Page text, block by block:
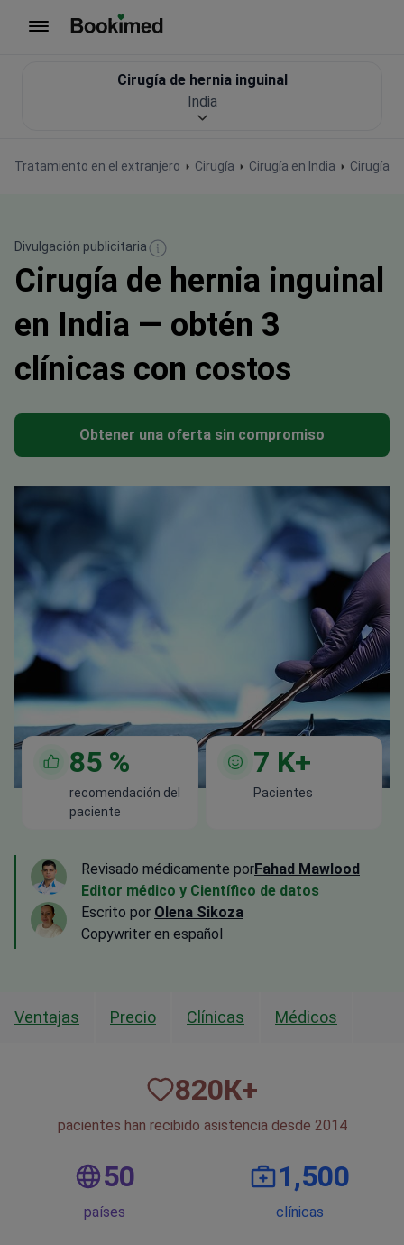
Tratamiento en el extranjero Cirugía Cirugía en India Cirugía
Cirugía de hernia inguinal
India
Divulgación publicitaria
Cirugía de hernia inguinal
en India — obtén 3
clínicas con costos
Obtener una oferta sin compromiso
85 %
recomendación del
paciente
7 K+
Pacientes
Revisado médicamente porFahad Mawlood
Editor médico y Científico de datos
Escrito por Olena Sikoza
Сopywriter en español
Ventajas Precio Clínicas Médicos
820К+
pacientes han recibido asistencia desde 2014
50
países
1,500
clínicas